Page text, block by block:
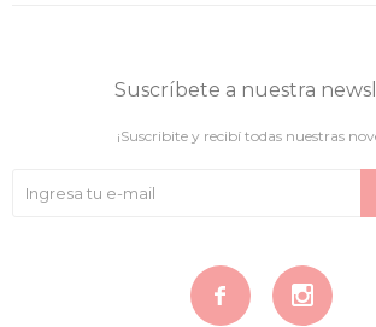
Suscríbete a nuestra
¡Suscribite y recibí todas nuestras
 